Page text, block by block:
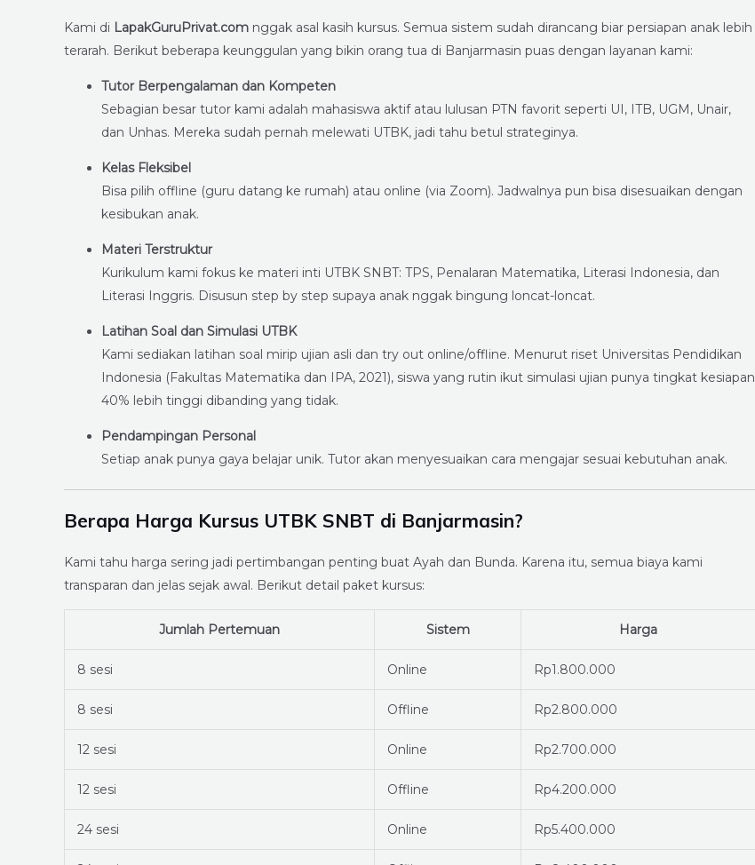
Kami di LapakGuruPrivat.com nggak asal kasih kursus. Semua sistem sudah dirancang biar persiapan anak lebih
terarah. Berikut beberapa keunggulan yang bikin orang tua di Banjarmasin puas dengan layanan kami:
Tutor Berpengalaman dan Kompeten
Sebagian besar tutor kami adalah mahasiswa aktif atau lulusan PTN favorit seperti UI, ITB, UGM, Unair,
dan Unhas. Mereka sudah pernah melewati UTBK, jadi tahu betul strateginya.
Kelas Fleksibel
Bisa pilih offline (guru datang ke rumah) atau online (via Zoom). Jadwalnya pun bisa disesuaikan dengan
kesibukan anak.
Materi Terstruktur
Kurikulum kami fokus ke materi inti UTBK SNBT: TPS, Penalaran Matematika, Literasi Indonesia, dan
Literasi Inggris. Disusun step by step supaya anak nggak bingung loncat-loncat.
Latihan Soal dan Simulasi UTBK
Kami sediakan latihan soal mirip ujian asli dan try out online/offline. Menurut riset Universitas Pendidikan
Indonesia (Fakultas Matematika dan IPA, 2021), siswa yang rutin ikut simulasi ujian punya tingkat kesiapan
40% lebih tinggi dibanding yang tidak.
Pendampingan Personal
Setiap anak punya gaya belajar unik. Tutor akan menyesuaikan cara mengajar sesuai kebutuhan anak.
Berapa Harga Kursus UTBK SNBT di Banjarmasin?
Kami tahu harga sering jadi pertimbangan penting buat Ayah dan Bunda. Karena itu, semua biaya kami
transparan dan jelas sejak awal. Berikut detail paket kursus:
Jumlah Pertemuan Sistem Harga
8 sesi Online Rp1.800.000
8 sesi Offline Rp2.800.000
12 sesi Online Rp2.700.000
12 sesi Offline Rp4.200.000
24 sesi Online Rp5.400.000